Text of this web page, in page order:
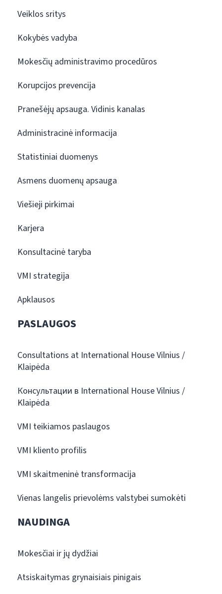
Veiklos sritys
Kokybės vadyba
Mokesčių administravimo procedūros
Korupcijos prevencija
Pranešėjų apsauga. Vidinis kanalas
Administracinė informacija
Statistiniai duomenys
Asmens duomenų apsauga
Viešieji pirkimai
Karjera
Konsultacinė taryba
VMI strategija
Apklausos
PASLAUGOS
Consultations at International House Vilnius /
Klaipėda
Консультации в International House Vilnius /
Klaipėda
VMI teikiamos paslaugos
VMI kliento profilis
VMI skaitmeninė transformacija
Vienas langelis prievolėms valstybei sumokėti
NAUDINGA
Mokesčiai ir jų dydžiai
Atsiskaitymas grynaisiais pinigais